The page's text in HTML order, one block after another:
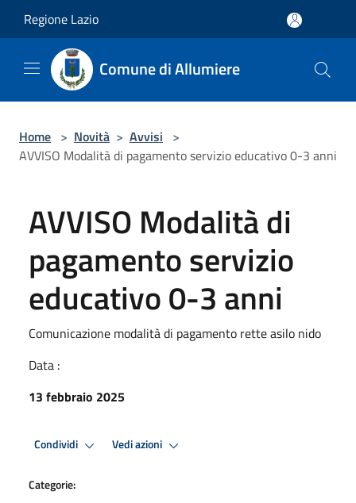
Regione Lazio
Comune di Allumiere
Home > Novità > Avvisi >
AVVISO Modalità di pagamento servizio educativo 0-3 anni
AVVISO Modalità di
pagamento servizio
educativo 0-3 anni
Comunicazione modalità di pagamento rette asilo nido
Data :
13 febbraio 2025
Condividi Vedi azioni
Categorie: